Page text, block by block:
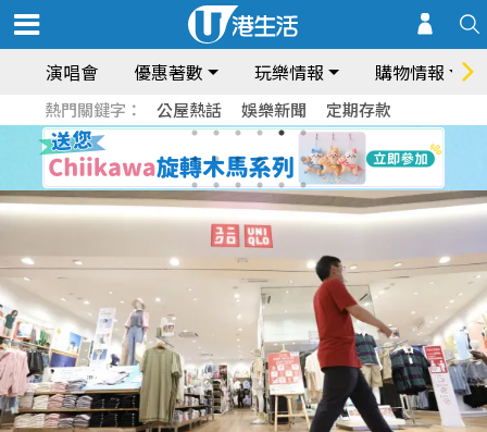
演唱會 優惠著數 玩樂情報 購物情報
熱門關鍵字： 公屋熱話 娛樂新聞 定期存款